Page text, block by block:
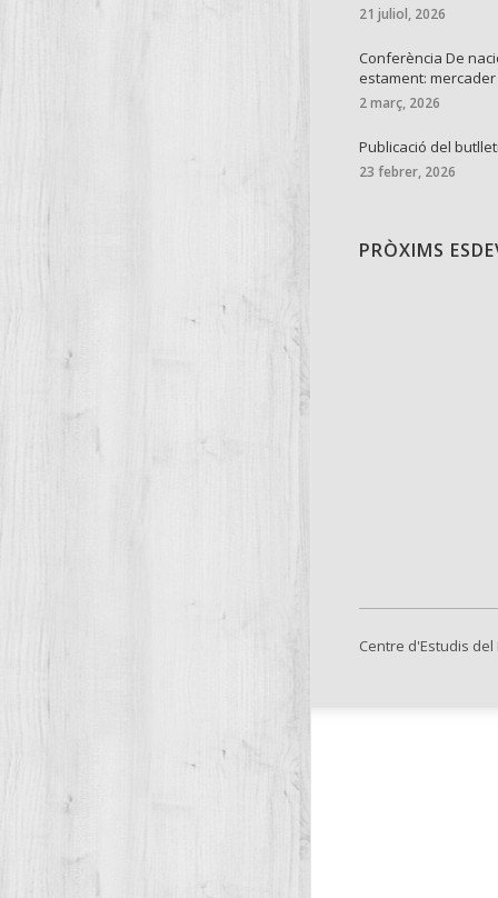
21 juliol, 2026
Conferència De
estament: mercader
2 març, 2026
Publicació del
23 febrer, 2026
PRÒXIMS
Centre d'Estudis